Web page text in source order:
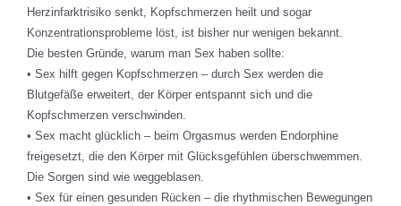
Herzinfarktrisiko senkt, Kopfschmerzen heilt und sogar
Konzentrationsprobleme löst, ist bisher nur wenigen bekannt.
Die besten Gründe, warum man Sex haben sollte:
• Sex hilft gegen Kopfschmerzen – durch Sex werden die
Blutgefäße erweitert, der Körper entspannt sich und die
Kopfschmerzen verschwinden.
• Sex macht glücklich – beim Orgasmus werden Endorphine
freigesetzt, die den Körper mit Glücksgefühlen überschwemmen.
Die Sorgen sind wie weggeblasen.
• Sex für einen gesunden Rücken – die rhythmischen Bewegungen